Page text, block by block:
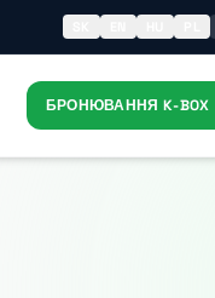
БРОНЮВАННЯ K-BOX